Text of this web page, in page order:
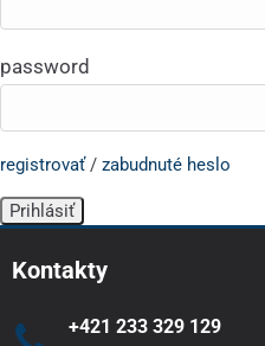
password
registrovať/ zabudnuté heslo
Kontakty
+421 233 329 129